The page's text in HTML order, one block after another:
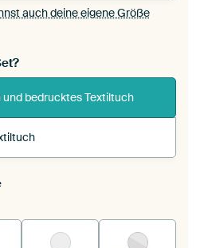
auch deine eigene Größe
bedrucktes Textiltuch
wechselbaren Textiltuch in
ArtFrame™.